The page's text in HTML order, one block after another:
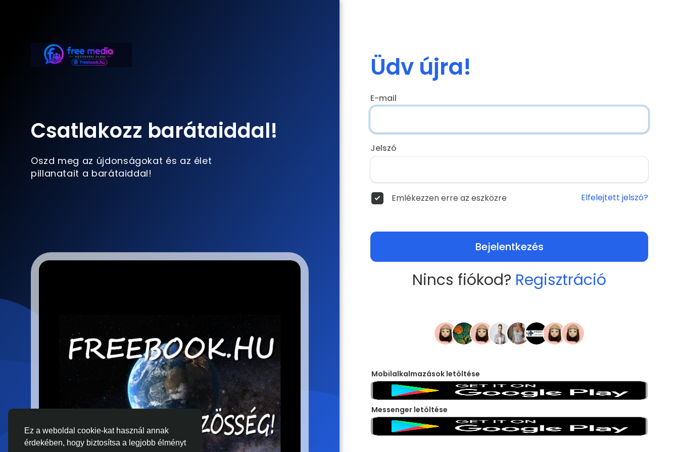
Ez a weboldal cookie-kat használ annak
érdekében, hogy biztosítsa a legjobb élményt
Csatlakozz barátaiddal!
Oszd meg az újdonságokat és az élet
pillanatait a barátaiddal!
Üdv újra!
E-mail
Jelszó
Emlékezzen erre az eszközre Elfelejtett jelszó?
Bejelentkezés
Nincs fiókod? Regisztráció
Mobilalkalmazások letöltése
Messenger letöltése